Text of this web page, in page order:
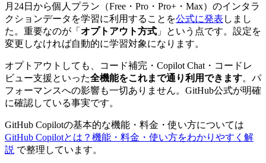
月24日から個人プラン（Free・Pro・Pro+・Max）のインタラ
クションデータを学習に利用することを公式に発表 しまし
た。重要なのが「 オプトアウト方式 」という点です。設定を
変更しなければ自動的に学習対象になります。
オプトアウトしても、コード補完・Copilot Chat・コードレ
ビュー支援といった全機能をこれまで通り利用できます。パ
フォーマンスへの影響も一切ありません。GitHub公式が明確
に確認している事実です。
GitHub Copilotの基本的な機能・料金・使い方については
GitHub Copilotとは？機能・料金・使い方をわかりやすく解
説 で整理しています。